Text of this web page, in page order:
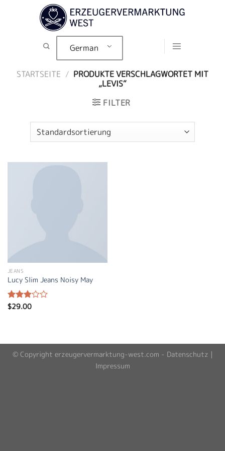
German
STARTSEITE / PRODUKTE VERSCHLAGWORTET MIT
„LEVIS“
FILTER
JEANS
Lucy Slim Jeans Noisy May
Bewertet
$29.00
© Copyright erzeugervermarktung-west.com - Datenschutz |
Impressum